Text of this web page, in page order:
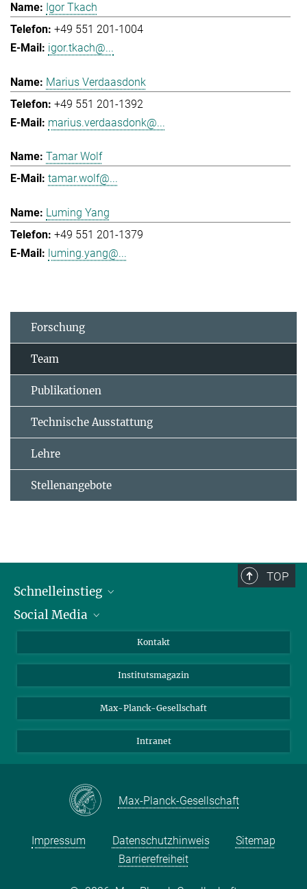
Igor Tkach
+49 551 201-1004
igor.tkach@...
Marius Verdaasdonk
+49 551 201-1392
marius.verdaasdonk@...
Tamar Wolf
tamar.wolf@...
Luming Yang
+49 551 201-1379
luming.yang@...
Forschung
Team
Publikationen
Technische Ausstattung
Lehre
Stellenangebote
TOP
Schnelleinstieg
Alumni
Schulen
Studierende
Social Media
Facebook
YouTube
Kontakt
Institutsmagazin
Max-Planck-Gesellschaft
Intranet
Max-Planck-Gesellschaft
Impressum Datenschutzhinweis
Sitemap
Barrierefreiheit